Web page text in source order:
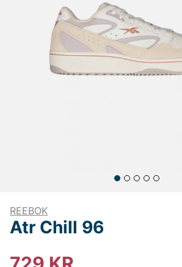
REEBOK
Atr Chill 96